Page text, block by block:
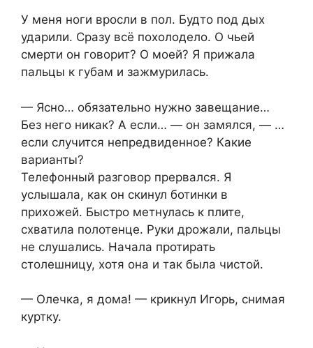
У меня ноги вросли в пол. Будто под дых
ударили. Сразу всё похолодело. О чьей
смерти он говорит? О моей? Я прижала
пальцы к губам и зажмурилась.
— Ясно… обязательно нужно завещание…
Без него никак? А если… — он замялся, — …
если случится непредвиденное? Какие
варианты?
Телефонный разговор прервался. Я
услышала, как он скинул ботинки в
прихожей. Быстро метнулась к плите,
схватила полотенце. Руки дрожали, пальцы
не слушались. Начала протирать
столешницу, хотя она и так была чистой.
— Олечка, я дома! — крикнул Игорь, снимая
куртку.